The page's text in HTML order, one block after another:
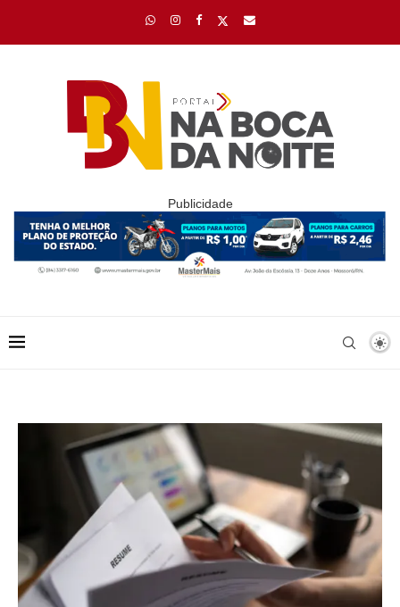
Publicidade